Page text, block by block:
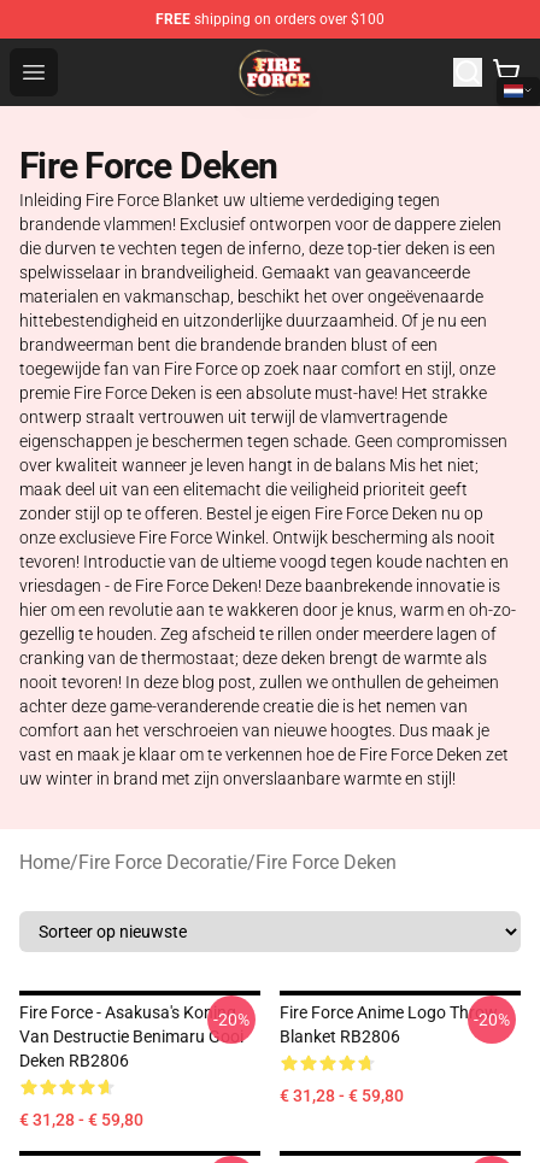
FREE shipping on orders over $100
Open menu
Fire Force Store - Official Fire Force Merchandise Shop
Fire Force Deken
Inleiding Fire Force Blanket uw ultieme verdediging tegen
brandende vlammen! Exclusief ontworpen voor de dappere zielen
die durven te vechten tegen de inferno, deze top-tier deken is een
spelwisselaar in brandveiligheid. Gemaakt van geavanceerde
materialen en vakmanschap, beschikt het over ongeëvenaarde
hittebestendigheid en uitzonderlijke duurzaamheid. Of je nu een
brandweerman bent die brandende branden blust of een
toegewijde fan van Fire Force op zoek naar comfort en stijl, onze
premie Fire Force Deken is een absolute must-have! Het strakke
ontwerp straalt vertrouwen uit terwijl de vlamvertragende
eigenschappen je beschermen tegen schade. Geen compromissen
over kwaliteit wanneer je leven hangt in de balans Mis het niet;
maak deel uit van een elitemacht die veiligheid prioriteit geeft
zonder stijl op te offeren. Bestel je eigen Fire Force Deken nu op
onze exclusieve Fire Force Winkel. Ontwijk bescherming als nooit
tevoren! Introductie van de ultieme voogd tegen koude nachten en
vriesdagen - de Fire Force Deken! Deze baanbrekende innovatie is
hier om een revolutie aan te wakkeren door je knus, warm en oh-zo-
gezellig te houden. Zeg afscheid te rillen onder meerdere lagen of
cranking van de thermostaat; deze deken brengt de warmte als
nooit tevoren! In deze blog post, zullen we onthullen de geheimen
achter deze game-veranderende creatie die is het nemen van
comfort aan het verschroeien van nieuwe hoogtes. Dus maak je
vast en maak je klaar om te verkennen hoe de Fire Force Deken zet
uw winter in brand met zijn onverslaanbare warmte en stijl!
Home/Fire Force Decoratie/Fire Force Deken
Fire Force - Asakusa's Koning
Van Destructie Benimaru Gooi
Deken RB2806
€ 31,28 - € 59,80
-20%
Fire Force Anime Logo Throw
Blanket RB2806
€ 31,28 - € 59,80
-20%